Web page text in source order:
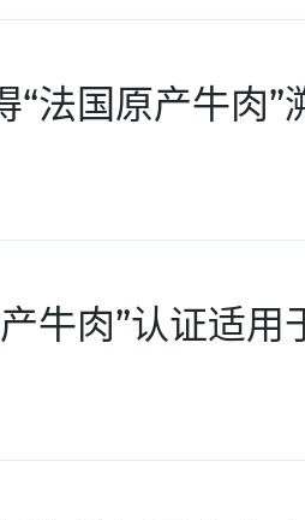
“法国原产牛肉”
牛肉”认证适用